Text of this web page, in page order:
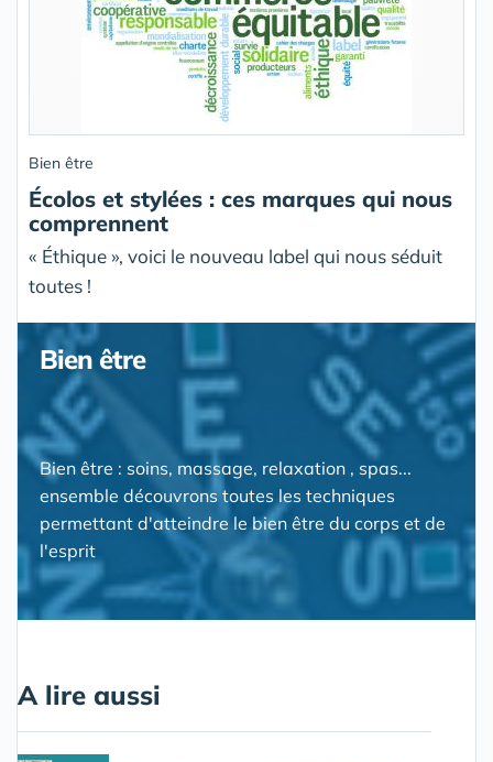
Bien être
Écolos et stylées : ces marques qui nous
comprennent
« Éthique », voici le nouveau label qui nous séduit
toutes !
Bien être
Bien être : soins, massage, relaxation , spas...
ensemble découvrons toutes les techniques
permettant d'atteindre le bien être du corps et de
l'esprit
A lire aussi